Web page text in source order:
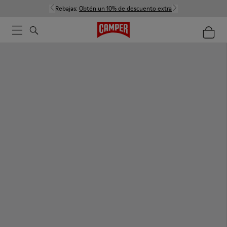
Rebajas: Obtén un 10% de descuento extra